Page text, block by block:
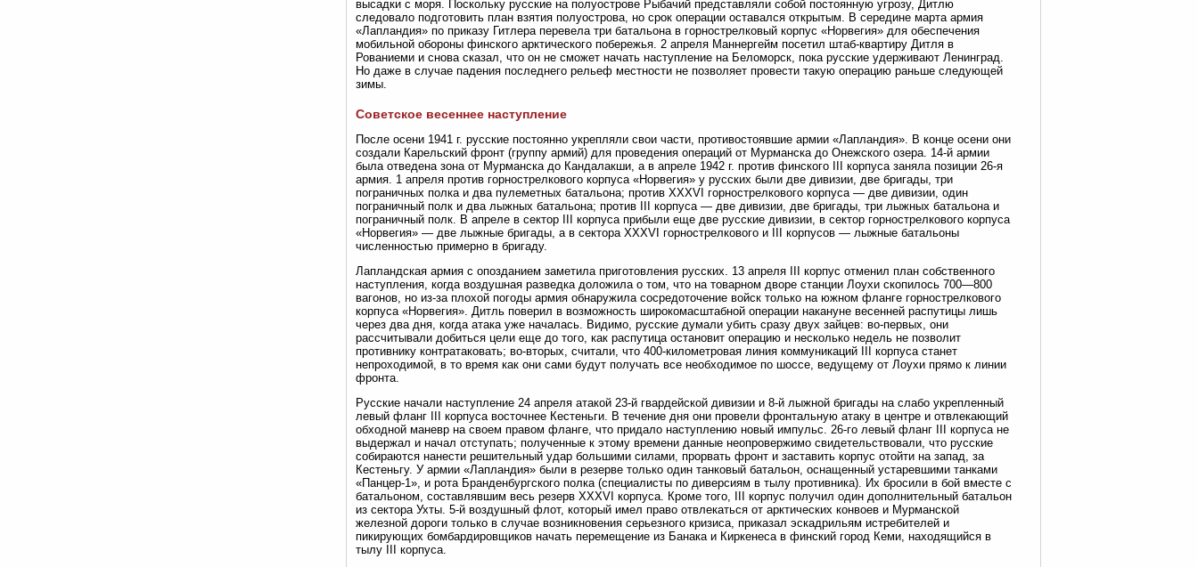
высадки с моря. Поскольку русские на полуострове Рыбачий представляли собой постоянную угрозу, Дитлю
следовало подготовить план взятия полуострова, но срок операции оставался открытым. В середине марта армия
«Лапландия» по приказу Гитлера перевела три батальона в горнострелковый корпус «Норвегия» для обеспечения
мобильной обороны финского арктического побережья. 2 апреля Маннергейм посетил штаб-квартиру Дитля в
Рованиеми и снова сказал, что он не сможет начать наступление на Беломорск, пока русские удерживают Ленинград.
Но даже в случае падения последнего рельеф местности не позволяет провести такую операцию раньше следующей
зимы.
Советское весеннее наступление
После осени 1941 г. русские постоянно укрепляли свои части, противостоявшие армии «Лапландия». В конце осени они
создали Карельский фронт (группу армий) для проведения операций от Мурманска до Онежского озера. 14-й армии
была отведена зона от Мурманска до Кандалакши, а в апреле 1942 г. против финского III корпуса заняла позиции 26-я
армия. 1 апреля против горнострелкового корпуса «Норвегия» у русских были две дивизии, две бригады, три
пограничных полка и два пулеметных батальона; против XXXVI горнострелкового корпуса — две дивизии, один
пограничный полк и два лыжных батальона; против III корпуса — две дивизии, две бригады, три лыжных батальона и
пограничный полк. В апреле в сектор III корпуса прибыли еще две русские дивизии, в сектор горнострелкового корпуса
«Норвегия» — две лыжные бригады, а в сектора XXXVI горнострелкового и III корпусов — лыжные батальоны
численностью примерно в бригаду.
Лапландская армия с опозданием заметила приготовления русских. 13 апреля III корпус отменил план собственного
наступления, когда воздушная разведка доложила о том, что на товарном дворе станции Лоухи скопилось 700—800
вагонов, но из-за плохой погоды армия обнаружила сосредоточение войск только на южном фланге горнострелкового
корпуса «Норвегия». Дитль поверил в возможность широкомасштабной операции накануне весенней распутицы лишь
через два дня, когда атака уже началась. Видимо, русские думали убить сразу двух зайцев: во-первых, они
рассчитывали добиться цели еще до того, как распутица остановит операцию и несколько недель не позволит
противнику контратаковать; во-вторых, считали, что 400-километровая линия коммуникаций III корпуса станет
непроходимой, в то время как они сами будут получать все необходимое по шоссе, ведущему от Лоухи прямо к линии
фронта.
Русские начали наступление 24 апреля атакой 23-й гвардейской дивизии и 8-й лыжной бригады на слабо укрепленный
левый фланг III корпуса восточнее Кестеньги. В течение дня они провели фронтальную атаку в центре и отвлекающий
обходной маневр на своем правом фланге, что придало наступлению новый импульс. 26-го левый фланг III корпуса не
выдержал и начал отступать; полученные к этому времени данные неопровержимо свидетельствовали, что русские
собираются нанести решительный удар большими силами, прорвать фронт и заставить корпус отойти на запад, за
Кестеньгу. У армии «Лапландия» были в резерве только один танковый батальон, оснащенный устаревшими танками
«Панцер-1», и рота Бранденбургского полка (специалисты по диверсиям в тылу противника). Их бросили в бой вместе с
батальоном, составлявшим весь резерв XXXVI корпуса. Кроме того, III корпус получил один дополнительный батальон
из сектора Ухты. 5-й воздушный флот, который имел право отвлекаться от арктических конвоев и Мурманской
железной дороги только в случае возникновения серьезного кризиса, приказал эскадрильям истребителей и
пикирующих бомбардировщиков начать перемещение из Банака и Киркенеса в финский город Кеми, находящийся в
тылу III корпуса.